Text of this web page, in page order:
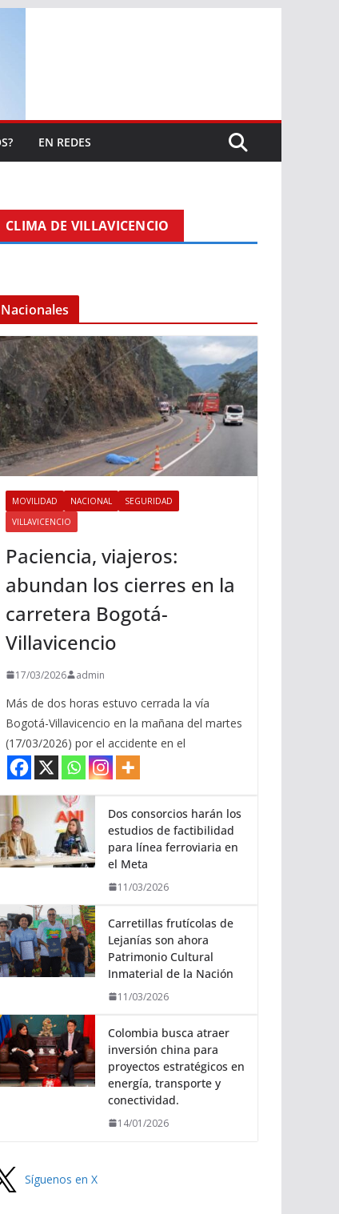
EN REDES
CLIMA DE VILLAVICENCIO
Nacionales
MOVILIDAD NACIONAL
SEGURIDAD
VILLAVICENCIO
Paciencia, viajeros:
abundan los cierres en la
carretera Bogotá-
Villavicencio
17/03/2026 admin
Más de dos horas estuvo cerrada la vía
Bogotá-Villavicencio en la mañana del martes
(17/03/2026) por el accidente en el
Dos consorcios harán los
estudios de factibilidad
para línea ferroviaria en
el Meta
11/03/2026
Carretillas frutícolas de
Lejanías son ahora
Patrimonio Cultural
Inmaterial de la Nación
11/03/2026
Colombia busca atraer
inversión china para
proyectos estratégicos en
energía, transporte y
conectividad.
14/01/2026
Síguenos en X